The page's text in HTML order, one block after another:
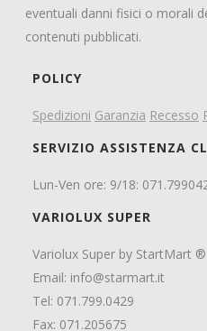
eventuali danni fisici o morali
contenuti pubblicati.
POLICY
Spedizioni Garanzia Recesso
SERVIZIO ASSISTENZA
Lun-Ven ore: 9/18:
VARIOLUX SUPER
Variolux Super by StartMart ®
Email: info@starmart.it
Tel: 071.799.0429
Fax: 071.205675